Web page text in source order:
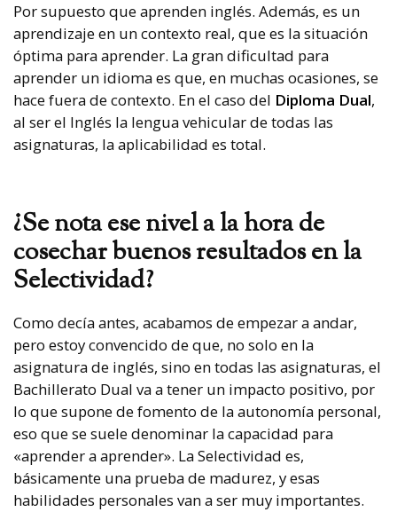
Por supuesto que aprenden inglés. Además, es un
aprendizaje en un contexto real, que es la situación
óptima para aprender. La gran dificultad para
aprender un idioma es que, en muchas ocasiones, se
hace fuera de contexto. En el caso del Diploma Dual,
al ser el Inglés la lengua vehicular de todas las
asignaturas, la aplicabilidad es total.
¿Se nota ese nivel a la hora de
cosechar buenos resultados en la
Selectividad?
Como decía antes, acabamos de empezar a andar,
pero estoy convencido de que, no solo en la
asignatura de inglés, sino en todas las asignaturas, el
Bachillerato Dual va a tener un impacto positivo, por
lo que supone de fomento de la autonomía personal,
eso que se suele denominar la capacidad para
«aprender a aprender». La Selectividad es,
básicamente una prueba de madurez, y esas
habilidades personales van a ser muy importantes.